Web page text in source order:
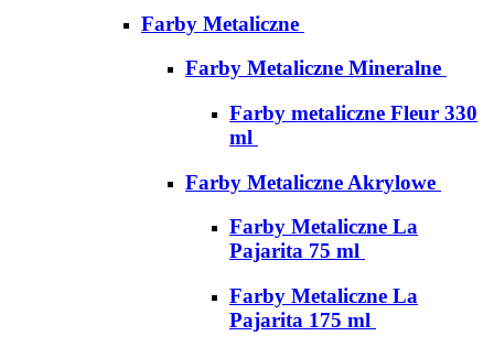
Farby Metaliczne
Farby Metaliczne Mineralne
Farby metaliczne Fleur 330
ml
Farby Metaliczne Akrylowe
Farby Metaliczne La
Pajarita 75 ml
Farby Metaliczne La
Pajarita 175 ml